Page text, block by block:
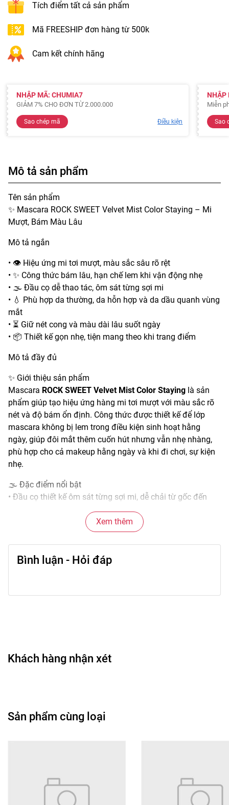
Tích điểm tất cả sản phẩm
Mã FREESHIP đơn hàng từ 500k
Cam kết chính hãng
NHẬP MÃ: CHUMIA7
GIẢM 7% CHO ĐƠN TỪ 2.000.000
Sao chép mã Điều kiện
NHẬP
Miễn
Sao
Mô tả sản phẩm
Tên sản phẩm
✨ Mascara ROCK SWEET Velvet Mist Color Staying – Mi
Mượt, Bám Màu Lâu
Mô tả ngắn
• 👁️ Hiệu ứng mi tơi mượt, màu sắc sâu rõ rệt
• ✨ Công thức bám lâu, hạn chế lem khi vận động nhẹ
• 🌫️ Đầu cọ dễ thao tác, ôm sát từng sợi mi
• 💧 Phù hợp da thường, da hỗn hợp và da dầu quanh vùng
mắt
• ⏳ Giữ nét cong và màu dài lâu suốt ngày
• 📦 Thiết kế gọn nhẹ, tiện mang theo khi trang điểm
Mô tả đầy đủ
✨ Giới thiệu sản phẩm
Mascara ROCK SWEET Velvet Mist Color Staying là sản
phẩm giúp tạo hiệu ứng hàng mi tơi mượt với màu sắc rõ
nét và độ bám ổn định. Công thức được thiết kế để lớp
mascara không bị lem trong điều kiện sinh hoạt hằng
ngày, giúp đôi mắt thêm cuốn hút nhưng vẫn nhẹ nhàng,
phù hợp cho cả makeup hằng ngày và khi đi chơi, sự kiện
nhẹ.
🌫️ Đặc điểm nổi bật
• Đầu cọ thiết kế ôm sát từng sợi mi, dễ chải từ gốc đến
• Kết cấu mascara mượt, lan đều, không gây vón cục hay
• Màu sắc sâu, giữ màu ổn định cả ngày.
• Hạn chế lem khi tiếp xúc với ánh sáng mặt trời hoặc mồ
• Phù hợp phối với nhiều phong cách makeup khác nhau.
• Hỗ trợ tạo vẻ mắt mở rộng, rõ nét.
• Di chuyển theo hướng lên trên để chải đều từng sợi mi.
• Lặp lại 1–2 lần nếu muốn tăng độ dài, cong hay đậm
Xem thêm
Bình luận - Hỏi đáp
Khách hàng nhận xét
Sản phẩm cùng loại